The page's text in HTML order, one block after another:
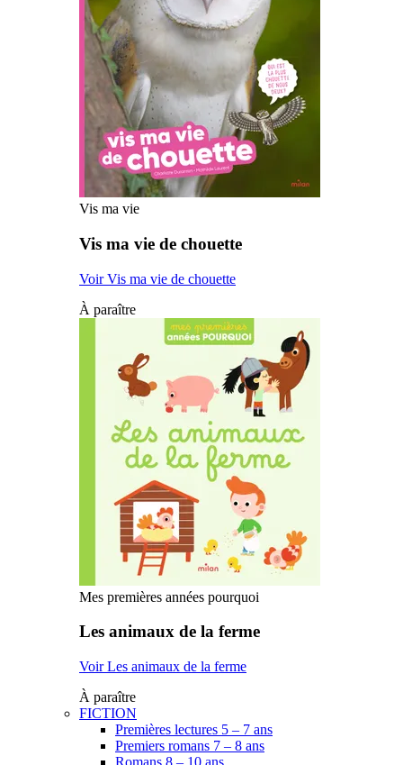
Vis ma vie
Vis ma vie de chouette
Voir Vis ma vie de chouette
À paraître
Mes premières années pourquoi
Les animaux de la ferme
Voir Les animaux de la ferme
À paraître
FICTION
Premières lectures 5 – 7 ans
Premiers romans 7 – 8 ans
Romans 8 – 10 ans